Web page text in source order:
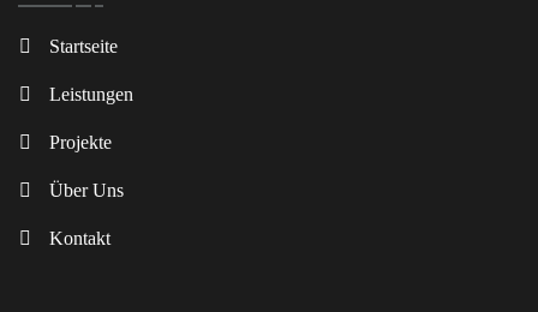
Startseite
Leistungen
Projekte
Über Uns
Kontakt